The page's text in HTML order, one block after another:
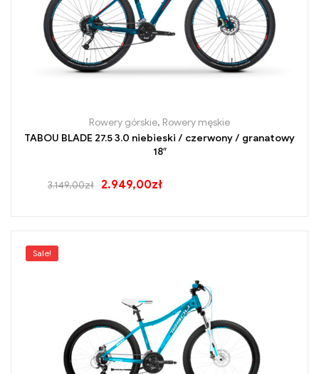
Rowery górskie, Rowery męskie
TABOU BLADE 27.5 3.0 niebieski / czerwony / granatowy
18″
3.149,00zł 2.949,00zł
Sale!